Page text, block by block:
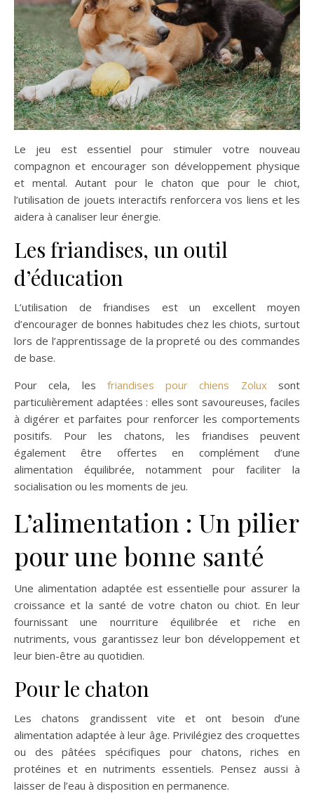
Le jeu est essentiel pour stimuler votre nouveau
compagnon et encourager son développement physique
et mental. Autant pour le chaton que pour le chiot,
l’utilisation de jouets interactifs renforcera vos liens et les
aidera à canaliser leur énergie.
Les friandises, un outil
d’éducation
L’utilisation de friandises est un excellent moyen
d’encourager de bonnes habitudes chez les chiots, surtout
lors de l’apprentissage de la propreté ou des commandes
de base.
Pour cela, les friandises pour chiens Zolux sont
particulièrement adaptées : elles sont savoureuses, faciles
à digérer et parfaites pour renforcer les comportements
positifs. Pour les chatons, les friandises peuvent
également être offertes en complément d’une
alimentation équilibrée, notamment pour faciliter la
socialisation ou les moments de jeu.
L’alimentation : Un pilier
pour une bonne santé
Une alimentation adaptée est essentielle pour assurer la
croissance et la santé de votre chaton ou chiot. En leur
fournissant une nourriture équilibrée et riche en
nutriments, vous garantissez leur bon développement et
leur bien-être au quotidien.
Pour le chaton
Les chatons grandissent vite et ont besoin d’une
alimentation adaptée à leur âge. Privilégiez des croquettes
ou des pâtées spécifiques pour chatons, riches en
protéines et en nutriments essentiels. Pensez aussi à
laisser de l’eau à disposition en permanence​.